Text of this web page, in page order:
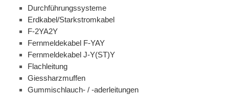
Durchführungssysteme
Erdkabel/Starkstromkabel
F-2YA2Y
Fernmeldekabel F-YAY
Fernmeldekabel J-Y(ST)Y
Flachleitung
Giessharzmuffen
Gummischlauch- / -aderleitungen